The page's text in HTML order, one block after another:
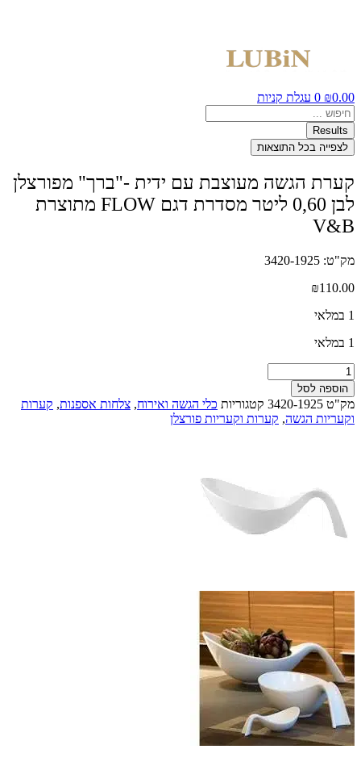
₪0.00
0 עגלת קניות
Search
...
Results
לצפייה בכל התוצאות
קערת הגשה מעוצבת עם ידית -"ברך" מפורצלן
לבן 0,60 ליטר מסדרת דגם FLOW מתוצרת
V&B
מק"ט: 3420-1925
₪110.00
1 במלאי
1 במלאי
כמות
של
קערת
הגשה
מעוצבת
מפורצלן
לבן
0,60
מתוצרת
V&B
הוספה לסל
מק"ט 3420-1925 קטגוריות כלי הגשה ואירוח, צלחות אספנות, קערות
וקעריות הגשה, קערות וקעריות פורצלן